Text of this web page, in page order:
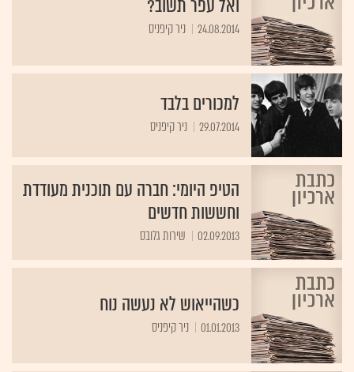
ואל עפר תשוב?
24.08.2014 ניר קיפניס
למכורים בלבד
29.07.2014 ניר קיפניס
הטיפ היומי: חברה עם תוכנית מעודדת
וחששות חדשים
02.09.2013 שירות גלובס
כשהייאוש לא נעשה נוח
01.01.2013 ניר קיפניס